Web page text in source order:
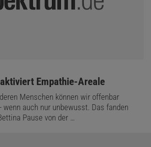
Empathie-Areale
Menschen können wir offenbar
wenn auch nur unbewusst. Das fanden
Pause von der …